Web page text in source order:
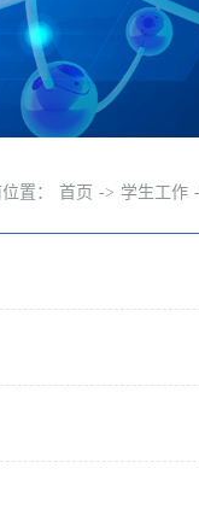
置： 首页 -> 学生工作